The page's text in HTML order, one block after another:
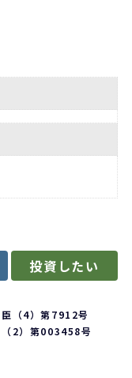
投資したい
（4）第7912号
2）第003458号